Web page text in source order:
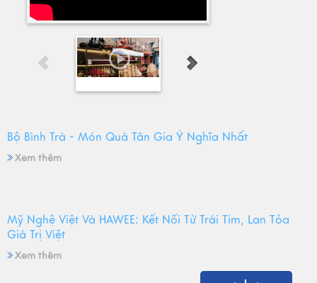
Bộ Bình Trà - Món Quà Tân Gia Ý Nghĩa Nhất
Xem thêm
Mỹ Nghệ Việt Và HAWEE: Kết Nối Từ Trái Tim, Lan Tỏa
Giá Trị Việt
Xem thêm